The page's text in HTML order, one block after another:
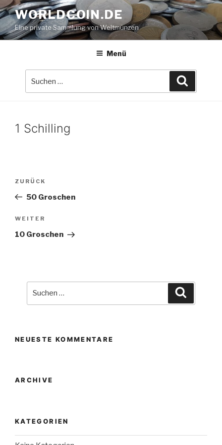
Zum
Inhalt
springen
WORLDCOIN.DE
Eine private Sammlung von Weltmünzen
Menü
1 Schilling
Beitrags-
Vorheriger
Beitrag
ZURÜCK
50 Groschen
Nächster
Beitrag
WEITER
10 Groschen
NEUESTE KOMMENTARE
ARCHIVE
KATEGORIEN